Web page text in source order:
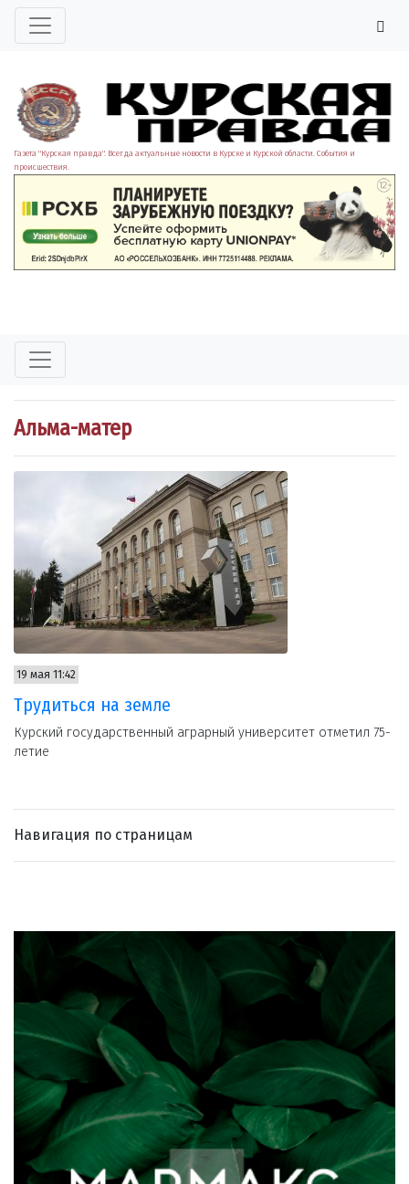
Газета "Курская правда". Всегда актуальные новости в Курске и Курской области. События и
происшествия.
Альма-матер
19 мая 11:42
Трудиться на земле
Курский государственный аграрный университет отметил 75-
летие
Навигация по страницам